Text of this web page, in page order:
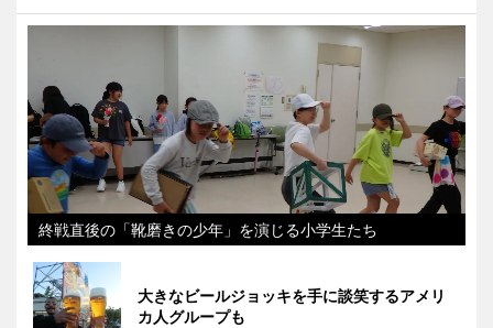
終戦直後の「靴磨きの少年」を演じる小学生たち
大きなビールジョッキを手に談笑するアメリ
カ人グループも